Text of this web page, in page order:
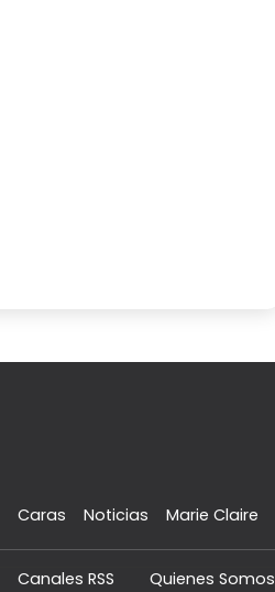
Caras Noticias Marie Claire
Canales RSS Quienes Somos